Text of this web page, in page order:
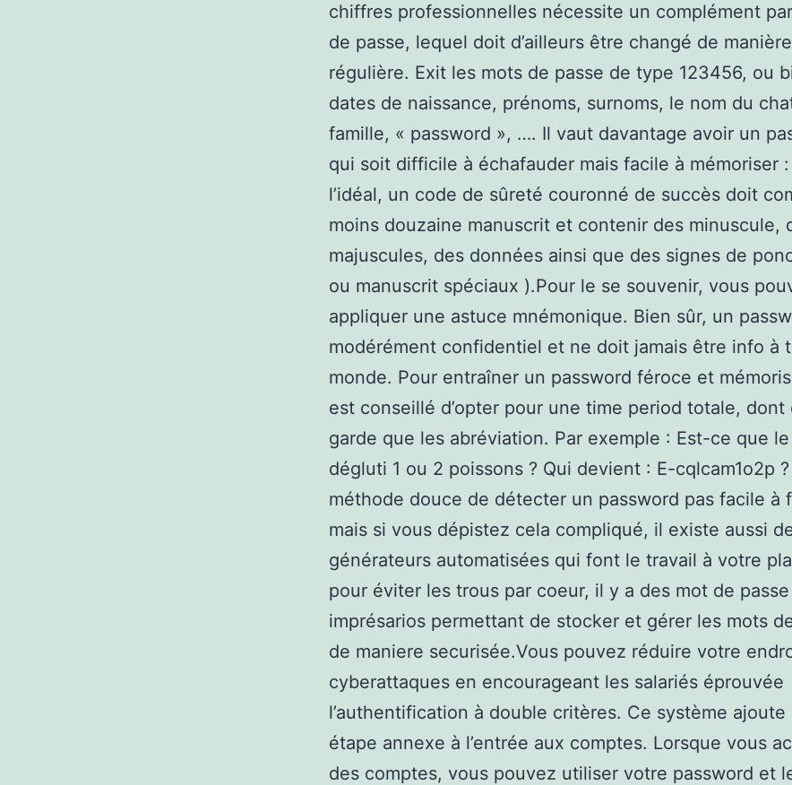
chiffres professionnelles nécessite un complément
de passe, lequel doit d’ailleurs être changé de manière
régulière. Exit les mots de passe de type 123456, ou
dates de naissance, prénoms, surnoms, le nom du
famille, « password », …. Il vaut davantage avoir un
qui soit difficile à échafauder mais facile à mémoriser
l’idéal, un code de sûreté couronné de succès doit
moins douzaine manuscrit et contenir des minuscule,
majuscules, des données ainsi que des signes de
ou manuscrit spéciaux ).Pour le se souvenir, vous
appliquer une astuce mnémonique. Bien sûr, un
modérément confidentiel et ne doit jamais être info à
monde. Pour entraîner un password féroce et
est conseillé d’opter pour une time period totale, dont
garde que les abréviation. Par exemple : Est-ce que
dégluti 1 ou 2 poissons ? Qui devient : E-cqlcam1o2p ?
méthode douce de détecter un password pas facile à
mais si vous dépistez cela compliqué, il existe aussi
générateurs automatisées qui font le travail à votre
pour éviter les trous par coeur, il y a des mot de passe
imprésarios permettant de stocker et gérer les mots
de maniere securisée.Vous pouvez réduire votre
cyberattaques en encourageant les salariés éprouvée
l’authentification à double critères. Ce système ajoute
étape annexe à l’entrée aux comptes. Lorsque vous
des comptes, vous pouvez utiliser votre password et